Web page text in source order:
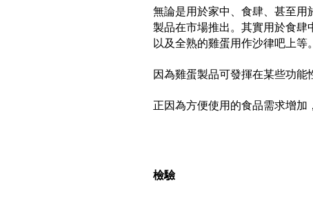
無論是用於家中、食肆、甚至
製品在市場推出。其實用於食肆
以及全熟的雞蛋用作沙律吧上等。
因為雞蛋製品可發揮在某些功能
正因為方便使用的食品需求增加
檢驗